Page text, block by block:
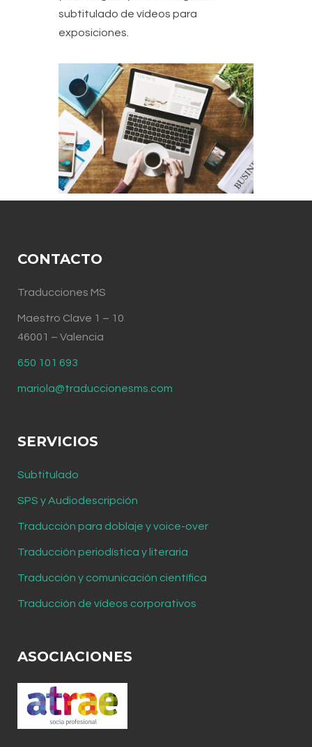
subtitulado de vídeos para
exposiciones.
CONTACTO
Traducciones MS
Maestro Clave 1 – 10
46001 – Valencia
650 101 693
mariola@traduccionesms.com
SERVICIOS
Subtitulado
SPS y Audiodescripción
Traducción para doblaje y voice-over
Traducción periodística y literaria
Traducción y comunicación científica
Traducción de vídeos corporativos
ASOCIACIONES